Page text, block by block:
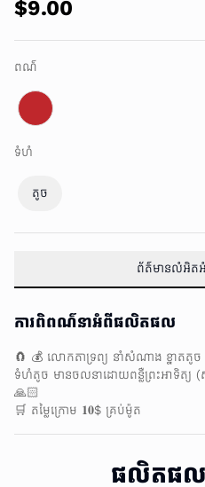
$9.00
ពណ៌
ទំហំ
តូច
ព័ត៌មានលំអិ
ការពិពណ៌នាអំពីផលិតផល
🧲 💰 លោកតាទ្រព្យ នាំសំណាង​ ខ្នាតតូច
ទំហំតូច​ មានចលនាដោយពន្លឺព្រះអាទិត្យ
🙏🏻
🛒 តម្លៃក្រោម 𝟏𝟎$ គ្រប់ម៉ូត​
ផលិតផ